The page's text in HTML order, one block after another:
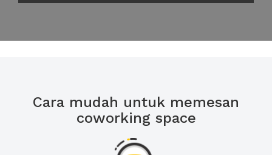
Cara mudah untuk memesan
coworking space